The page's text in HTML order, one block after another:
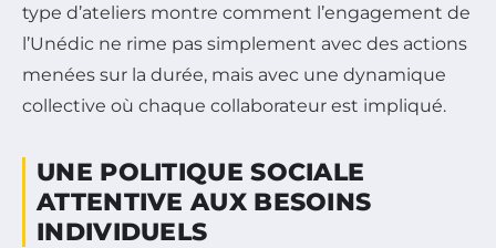
type d’ateliers montre comment l’engagement de
l’Unédic ne rime pas simplement avec des actions
menées sur la durée, mais avec une dynamique
collective où chaque collaborateur est impliqué.
UNE POLITIQUE SOCIALE
ATTENTIVE AUX BESOINS
INDIVIDUELS